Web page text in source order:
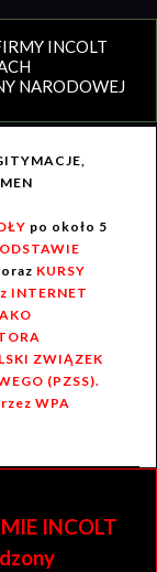
INCOLT
NARODOWEJ
po około 5
oraz KURSY
INTERNET
ZWIĄZEK
(PZSS).
WPA
INCOLT